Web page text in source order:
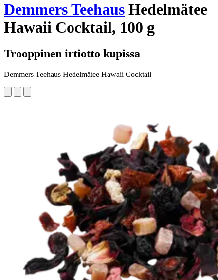
Demmers Teehaus Hedelmätee
Hawaii Cocktail, 100 g
Trooppinen irtiotto kupissa
Demmers Teehaus Hedelmätee Hawaii Cocktail